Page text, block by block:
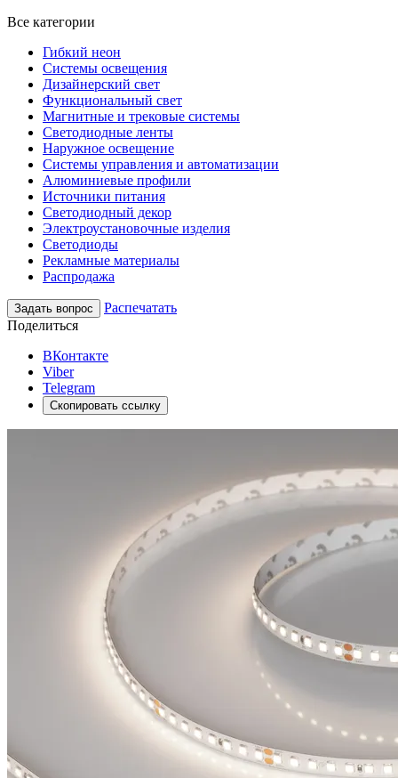
Все категории
Гибкий неон
Системы освещения
Дизайнерский свет
Функциональный свет
Магнитные и трековые системы
Светодиодные ленты
Наружное освещение
Системы управления и автоматизации
Алюминиевые профили
Источники питания
Светодиодный декор
Электроустановочные изделия
Светодиоды
Рекламные материалы
Распродажа
Задать вопрос
Распечатать
Поделиться
ВКонтакте
Viber
Telegram
Скопировать ссылку